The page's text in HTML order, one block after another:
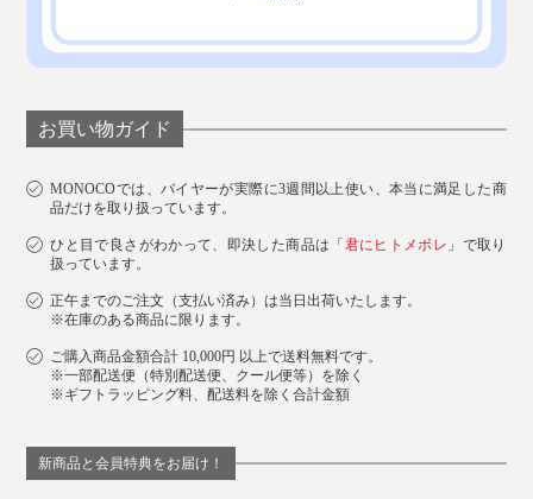
ジョギング中に、鍵がジャラジャラ鳴ったり、弾んだり
することが、わずらわしかったチャールズは、従来のリ
幼なじみのレックスに見せたそう。
お買い物ガイド
MONOCOでは、バイヤーが実際に3週間以上使い、本当に満足した商
品だけを取り扱っています。
ひと目で良さがわかって、即決した商品は「 君にヒトメボレ 」で取り
扱っています。
正午までのご注文（支払い済み）は当日出荷いたします。
※在庫のある商品に限ります。
ご購入商品金額合計 10,000円 以上で送料無料です。
※一部配送便（特別配送便、クール便等）を除く
※ギフトラッピング料、配送料を除く合計金額
新商品と会員特典をお届け！